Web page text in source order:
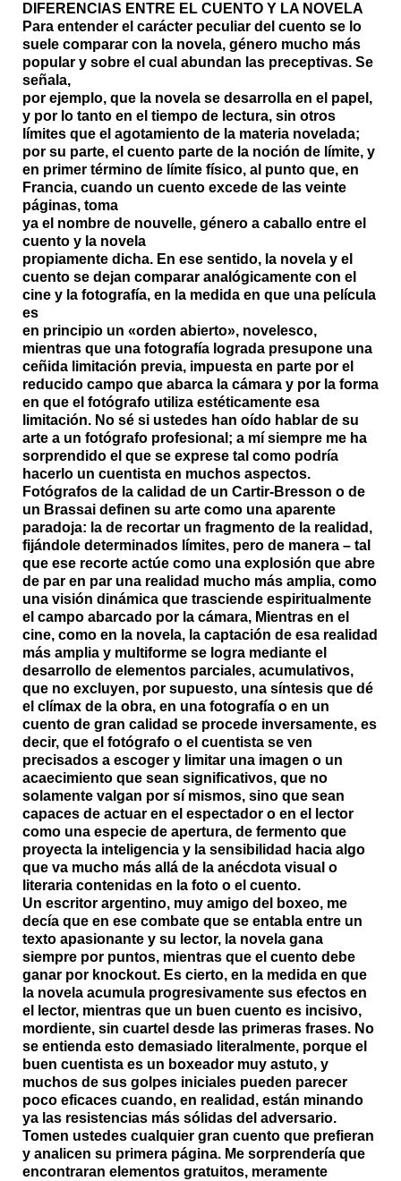
DIFERENCIAS ENTRE EL CUENTO Y LA NOVELA
Para entender el carácter peculiar del cuento se lo
suele comparar con la novela, género mucho más
popular y sobre el cual abundan las preceptivas. Se
señala,
por ejemplo, que la novela se desarrolla en el papel,
y por lo tanto en el tiempo de lectura, sin otros
límites que el agotamiento de la materia novelada;
por su parte, el cuento parte de la noción de límite, y
en primer término de límite físico, al punto que, en
Francia, cuando un cuento excede de las veinte
páginas, toma
ya el nombre de nouvelle, género a caballo entre el
cuento y la novela
propiamente dicha. En ese sentido, la novela y el
cuento se dejan comparar analógicamente con el
cine y la fotografía, en la medida en que una película
es
en principio un «orden abierto», novelesco,
mientras que una fotografía lograda presupone una
ceñida limitación previa, impuesta en parte por el
reducido campo que abarca la cámara y por la forma
en que el fotógrafo utiliza estéticamente esa
limitación. No sé si ustedes han oído hablar de su
arte a un fotógrafo profesional; a mí siempre me ha
sorprendido el que se exprese tal como podría
hacerlo un cuentista en muchos aspectos.
Fotógrafos de la calidad de un Cartir-Bresson o de
un Brassai definen su arte como una aparente
paradoja: la de recortar un fragmento de la realidad,
fijándole determinados límites, pero de manera – tal
que ese recorte actúe como una explosión que abre
de par en par una realidad mucho más amplia, como
una visión dinámica que trasciende espiritualmente
el campo abarcado por la cámara, Mientras en el
cine, como en la novela, la captación de esa realidad
más amplia y multiforme se logra mediante el
desarrollo de elementos parciales, acumulativos,
que no excluyen, por supuesto, una síntesis que dé
el clímax de la obra, en una fotografía o en un
cuento de gran calidad se procede inversamente, es
decir, que el fotógrafo o el cuentista se ven
precisados a escoger y limitar una imagen o un
acaecimiento que sean significativos, que no
solamente valgan por sí mismos, sino que sean
capaces de actuar en el espectador o en el lector
como una especie de apertura, de fermento que
proyecta la inteligencia y la sensibilidad hacia algo
que va mucho más allá de la anécdota visual o
literaria contenidas en la foto o el cuento.
Un escritor argentino, muy amigo del boxeo, me
decía que en ese combate que se entabla entre un
texto apasionante y su lector, la novela gana
siempre por puntos, mientras que el cuento debe
ganar por knockout. Es cierto, en la medida en que
la novela acumula progresivamente sus efectos en
el lector, mientras que un buen cuento es incisivo,
mordiente, sin cuartel desde las primeras frases. No
se entienda esto demasiado literalmente, porque el
buen cuentista es un boxeador muy astuto, y
muchos de sus golpes iniciales pueden parecer
poco eficaces cuando, en realidad, están minando
ya las resistencias más sólidas del adversario.
Tomen ustedes cualquier gran cuento que prefieran
y analicen su primera página. Me sorprendería que
encontraran elementos gratuitos, meramente